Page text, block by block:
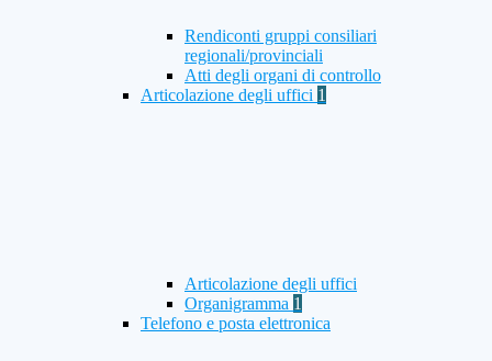
Rendiconti gruppi consiliari
regionali/provinciali
Atti degli organi di controllo
Articolazione degli uffici 1
Articolazione degli uffici
Organigramma 1
Telefono e posta elettronica